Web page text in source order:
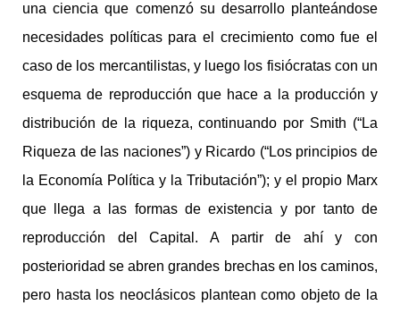
una ciencia que comenzó su desarrollo planteándose
necesidades políticas para el crecimiento como fue el
caso de los mercantilistas, y luego los fisiócratas con un
esquema de reproducción que hace a la producción y
distribución de la riqueza, continuando por Smith (“La
Riqueza de las naciones”) y Ricardo (“Los principios de
la Economía Política y la Tributación”); y el propio Marx
que llega a las formas de existencia y por tanto de
reproducción del Capital. A partir de ahí y con
posterioridad se abren grandes brechas en los caminos,
pero hasta los neoclásicos plantean como objeto de la